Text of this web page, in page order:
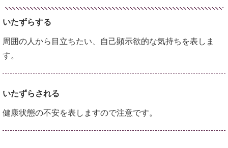
いたずらする
周囲の人から目立ちたい、自己顕示欲的な気持ちを表しま
す。
いたずらされる
健康状態の不安を表しますので注意です。